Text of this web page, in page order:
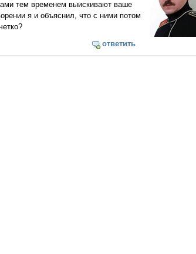
тем временем выискивают ваше
я и объяснил, что с ними потом
ответить